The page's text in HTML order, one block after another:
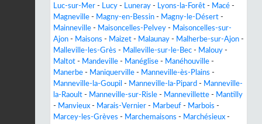
Luc-sur-Mer - Lucy - Luneray - Lyons-la-Forêt - Macé -
Magneville - Magny-en-Bessin - Magny-le-Désert -
Mainneville - Maisoncelles-Pelvey - Maisoncelles-sur-
Ajon - Maisons - Maizet - Malaunay - Malherbe-sur-Ajon -
Malleville-les-Grès - Malleville-sur-le-Bec - Malouy -
Maltot - Mandeville - Manéglise - Manéhouville -
Manerbe - Maniquerville - Manneville-ès-Plains -
Manneville-la-Goupil - Manneville-la-Pipard - Manneville-
la-Raoult - Manneville-sur-Risle - Mannevillette - Mantilly
- Manvieux - Marais-Vernier - Marbeuf - Marbois -
Marcey-les-Grèves - Marchemaisons - Marchésieux -